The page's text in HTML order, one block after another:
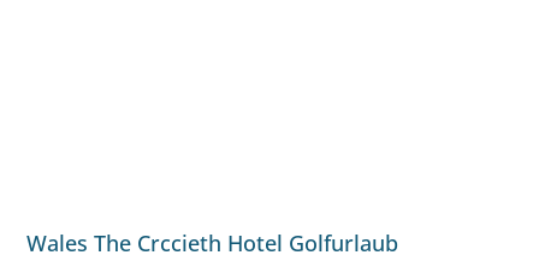
Wales The Crccieth Hotel Golfurlaub